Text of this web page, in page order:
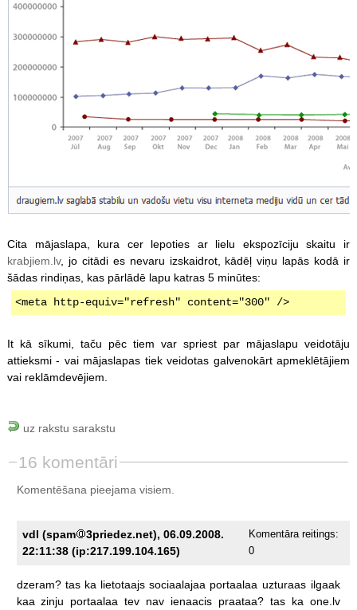
Cita mājaslapa, kura cer lepoties ar lielu ekspozīciju skaitu ir
krabjiem.lv, jo citādi es nevaru izskaidrot, kādēļ viņu lapās kodā ir
šādas rindiņas, kas pārlādē lapu katras 5 minūtes:
<meta http-equiv="refresh" content="300" />
It kā sīkumi, taču pēc tiem var spriest par mājaslapu veidotāju
attieksmi - vai mājaslapas tiek veidotas galvenokārt apmeklētājiem
vai reklāmdevējiem.
uz rakstu sarakstu
16 komentāri
Komentēšana pieejama visiem.
vdl (spam
3priedez.net), 06.09.2008.
22:11:38 (ip:217.199.104.165)
Komentāra reitings:
0
dzeram? tas ka lietotaajs sociaalajaa portaalaa uzturaas ilgaak
kaa zinju portaalaa tev nav ienaacis praataa? tas ka one.lv